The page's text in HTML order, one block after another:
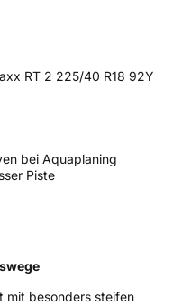
RT 2 225/40 R18 92Y
bei Aquaplaning
Piste
mit besonders steifen